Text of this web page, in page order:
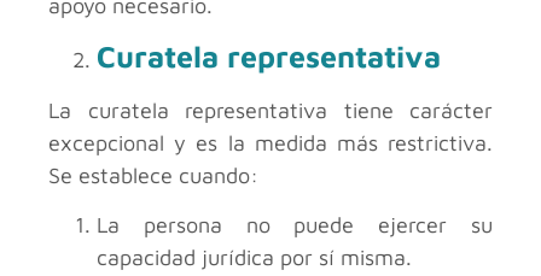
Curatela representativa
La curatela representativa tiene carácter
excepcional y es la medida más restrictiva.
Se establece cuando:
La persona no puede ejercer su
capacidad jurídica por sí misma.